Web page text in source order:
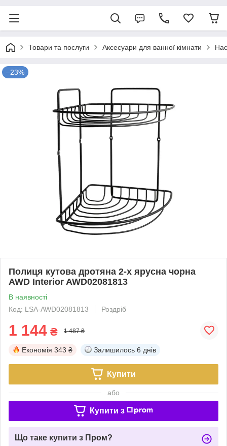
Товари та послуги Аксесуари для ванної кімнати
–23%
Полиця кутова дротяна 2-х ярусна чорна
AWD Interior AWD02081813
В наявності
Код: LSA-AWD02081813
Роздріб
1 144 ₴ 1 487 ₴
Економія 343 ₴ Залишилось 6 днів
Купити
або
Купити з
Що таке купити з Пром?